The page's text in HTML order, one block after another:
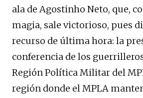
ala de Agostinho Neto, que,
magia, sale victorioso, pues
recurso de última hora: la
conferencia de los
Región Política Militar del
región donde el MPLA